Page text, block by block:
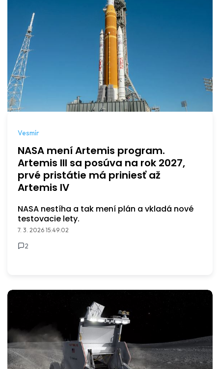
Vesmír
NASA mení Artemis program.
Artemis III sa posúva na rok 2027,
prvé pristátie má priniesť až
Artemis IV
NASA nestíha a tak mení plán a vkladá nové
testovacie lety.
7. 3. 2026 15:49:02
2